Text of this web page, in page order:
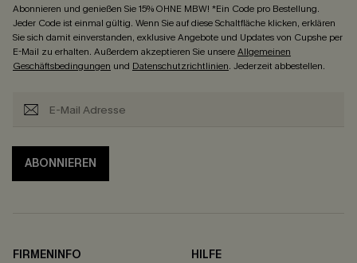
Abonnieren und genießen Sie 15% OHNE MBW! *Ein Code pro Bestellung.
Jeder Code ist einmal gültig. Wenn Sie auf diese Schaltfläche klicken, erklären
Sie sich damit einverstanden, exklusive Angebote und Updates von Cupshe per
E-Mail zu erhalten. Außerdem akzeptieren Sie unsereAllgemeinen
Geschäftsbedingungen und Datenschutzrichtlinien. Jederzeit abbestellen.
ABONNIEREN
FIRMENINFO
HILFE